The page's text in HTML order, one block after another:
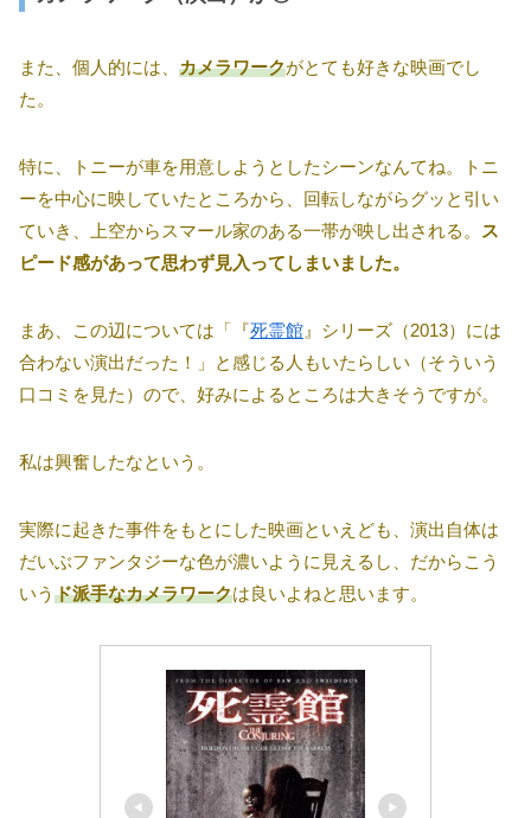
また、個人的には、 カメラワークがとても好きな映画でし
た。
特に、トニーが車を用意しようとしたシーンなんてね。トニ
ーを中心に映していたところから、回転しながらグッと引い
ていき、上空からスマール家のある一帯が映し出される。
ス
ピード感があって思わず見入ってしまいました。
まあ、この辺については「『死霊館 』シリーズ（2013）には
合わない演出だった！」と感じる人もいたらしい（そういう
口コミを見た）ので、好みによるところは大きそうですが。
私は興奮したなという。
実際に起きた事件をもとにした映画といえども、演出自体は
だいぶファンタジーな色が濃いように見えるし、だからこう
いう ド派手なカメラワークは良いよねと思います。